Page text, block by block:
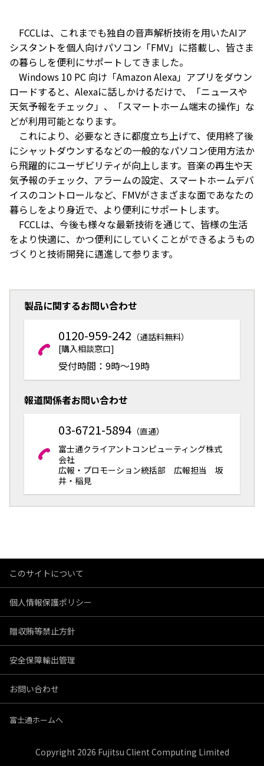
FCCLは、これまでも独自の音声解析技術を用いたAIア
シスタントを個人向けパソコン「FMV」に搭載し、皆さま
の暮らしを便利にサポートしてきました。
Windows 10 PC 向け「Amazon Alexa」アプリをダウン
ロードすると、Alexaに話しかけるだけで、「ニュースや
天気予報をチェック」、「スマートホーム端末の操作」な
どが利用可能となります。
これにより、必要なときに都度立ち上げて、使用終了後
にシャットダウンするなどの一般的なパソコン使用方法か
ら飛躍的にユーザビリティが向上します。音楽の再生や天
気予報のチェック、アラームの設定、スマートホームデバ
イスのコントロールなど、FMVがさまざまな面であなたの
暮らしをより身近で、より便利にサポートします。
FCCLは、今後も様々な最新技術を通じて、皆様の生活
をより快適に、かつ便利にしていくことができるようもの
づくりと技術開発に邁進して参ります。
製品に関するお問い合わせ
0120-959-242 （通話料無料）
[購入相談窓口]
受付時間：9時～19時
報道関係者お問い合わせ
03-6721-5894 （直通）
富士通クライアントコンピューティング株式
会社
広報・プロモーション統括部 広報担当 坂
井・稲見
このサイトについて
個人情報保護ポリシー
贈収賄等禁止方針
安全保障輸出管理
お問い合わせ
富士通ホームへ
Copyright 2026 Fujitsu Client Computing Limited